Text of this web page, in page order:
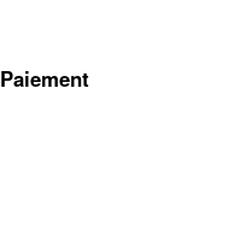
Paiement